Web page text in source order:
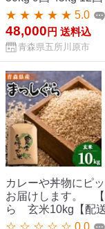
イス ブランド米 贈
青森県 五所川原市
★ ★ ★ ★ ★ 5.0
48,000 円 送料込
青森県五所川原市
カレーや丼物にピ
お届けします。 【
ら 玄米10kg【配送
【1094070】
☆ ☆ ☆ ☆ ☆ 0.0